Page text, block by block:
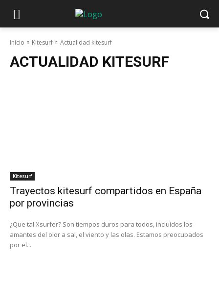
Inicio Kitesurf Actualidad kitesurf
ACTUALIDAD KITESURF
Kitesurf
Trayectos kitesurf compartidos en España
por provincias
¿Que tal Xsurfer? Son tiempos duros para todos, incluidos los
amantes del olor a sal, el viento y las olas. Estamos preocupados
por el...